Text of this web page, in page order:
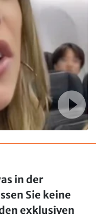
in der
Sie keine
exklusiven